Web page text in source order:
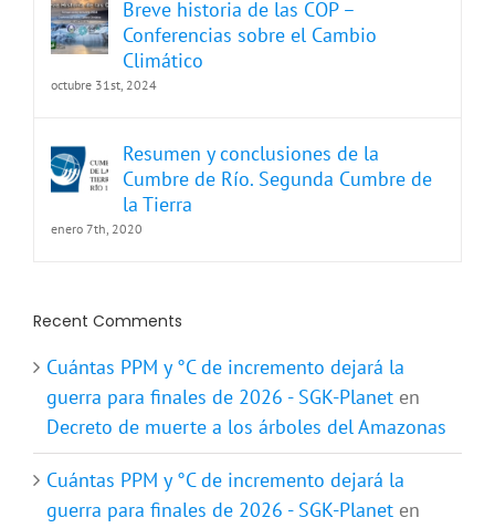
Breve historia de las COP –
Conferencias sobre el Cambio
Climático
octubre 31st, 2024
Resumen y conclusiones de la
Cumbre de Río. Segunda Cumbre de
la Tierra
enero 7th, 2020
Recent Comments
Cuántas PPM y °C de incremento dejará la
guerra para finales de 2026 - SGK-Planet en
Decreto de muerte a los árboles del Amazonas
Cuántas PPM y °C de incremento dejará la
guerra para finales de 2026 - SGK-Planet en